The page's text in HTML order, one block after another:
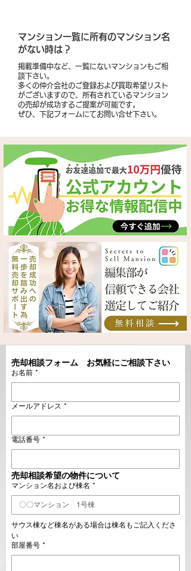
​マンション一覧に所有のマンション名
がない時は？
掲載準備中など、一覧にないマンションもご相
談下さい。
多くの仲介会社のご登録および買取希望リスト
がございますので、所有されているマンション
の売却が成功するご提案が可能です。
​ぜひ、下記フォームにてお問い合せ下さい。
売却相談フォーム　お気軽にご相談下さい
お名前 *
メールアドレス *
電話番号 *
売却相談希望の物件について
マンション名および棟名 *
サウス棟など棟名がある場合は棟名もご記入くださ
い
部屋番号 *